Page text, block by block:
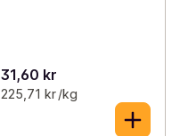
31,60 kr
225,71 kr /kg